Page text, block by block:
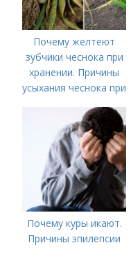
Почему желтеют
зубчики чеснока при
хранении. Причины
усыхания чеснока при
Почему куры икают.
Причины эпилепсии